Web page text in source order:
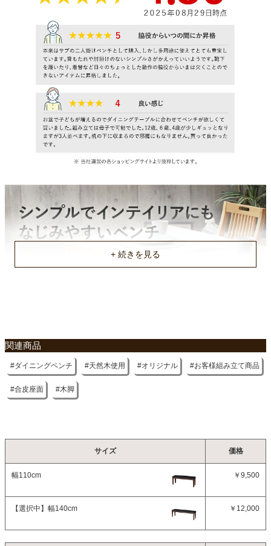
約144ｘ39ｘ14(cm)
商品重量
ベトナム
組立説明書(PDF)
関連商品
ダイニングベンチ 天然木使用 オリジナル お客様組み立て商品
合皮座面 木脚
サイズ 価格
幅110cm ￥9,500
【選択中】 幅140cm ￥12,000